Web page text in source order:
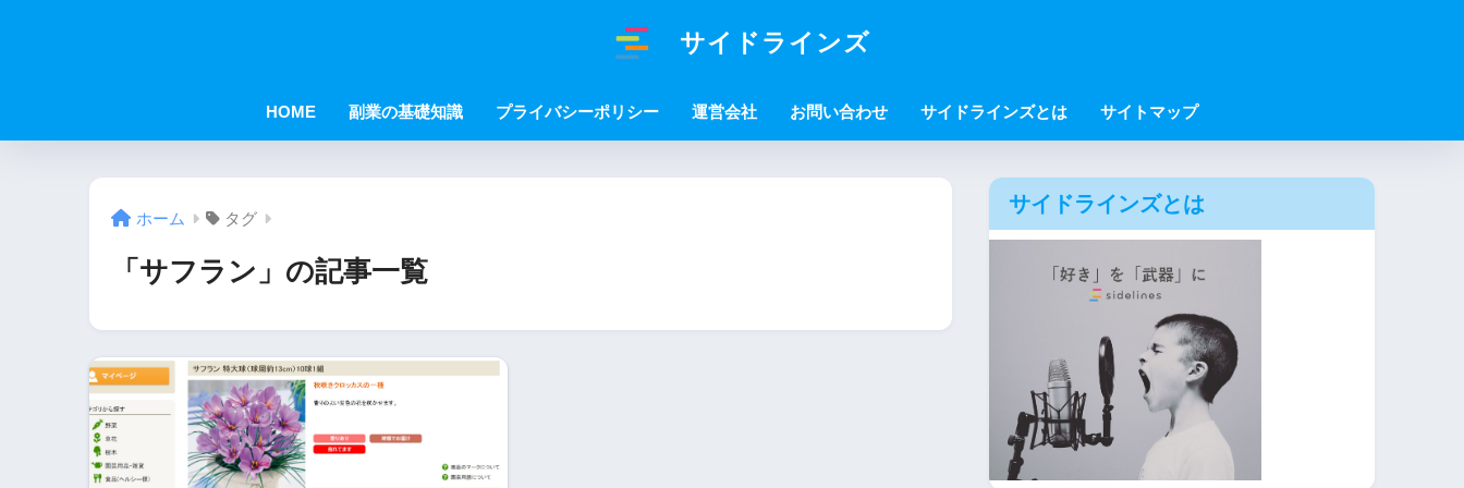
サイドラインズ
HOME 副業の基礎知識 プライバシーポリシー 運営会社 お問い合わせ サイドラインズとは サイトマップ
ホーム タグ
「サフラン」の記事一覧
サイドラインズとは